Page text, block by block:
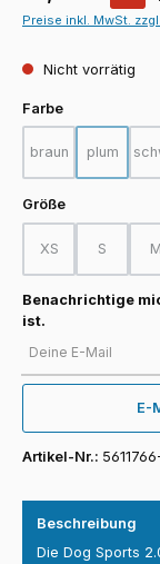
Preise inkl. MwSt.
Nicht vorrätig
Farbeauswählen
braun
(Diese Option ist
plum
(Diese
Größeauswählen
XS
(Diese Option ist
S
(Diese
M
Benachrichtige
ist.
E-
Artikel-Nr.:
Beschreibung
Die Dog Sports